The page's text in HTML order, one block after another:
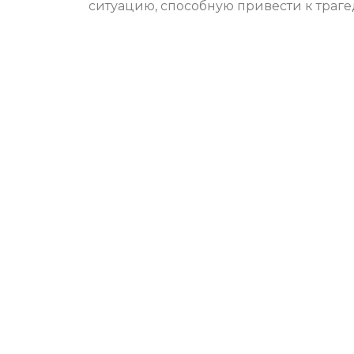
ситуацию, способную привести к